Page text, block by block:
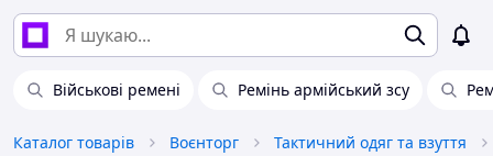
Військові ремені Ремінь армійський зсу
Каталог товарів Воєнторг Тактичний одяг та взуття